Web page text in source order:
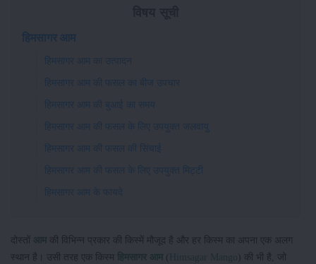
हिमसागर आम
हिमसागर आम का उत्पादन
हिमसागर आम की फसल का बीज उपचार
हिमसागर आम की बुआई का समय
हिमसागर आम की फसल के लिए उपयुक्त जलवायु
हिमसागर आम की फसल की सिंचाई
हिमसागर आम की फसल के लिए उपयुक्त मिट्टी
हिमसागर आम के फायदे
दोस्तों आमकी विभिन्न प्रकार की किस्में मौजूद है और हर किस्म का अपना एक अलग
स्थान है। उसी तरह एक किस्म हिमसागर आम( Himsagar Mango
) की भी है, जो